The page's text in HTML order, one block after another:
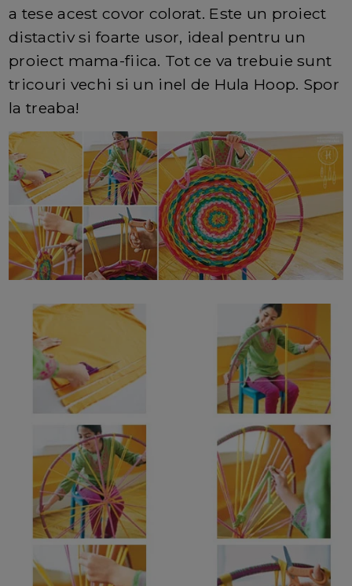
a tese acest covor colorat. Este un proiect
distactiv si foarte usor, ideal pentru un
proiect mama-fiica. Tot ce va trebuie sunt
tricouri vechi si un inel de Hula Hoop. Spor
la treaba!